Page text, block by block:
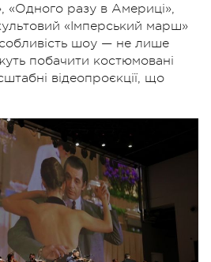
«Одного разу в Америці»,
«Імперський марш»
шоу — не лише
побачити костюмовані
відеопроєкції, що